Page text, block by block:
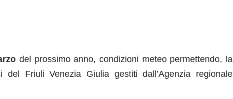
del prossimo anno, condizioni meteo permettendo, la
Friuli Venezia Giulia gestiti dall’Agenzia regionale